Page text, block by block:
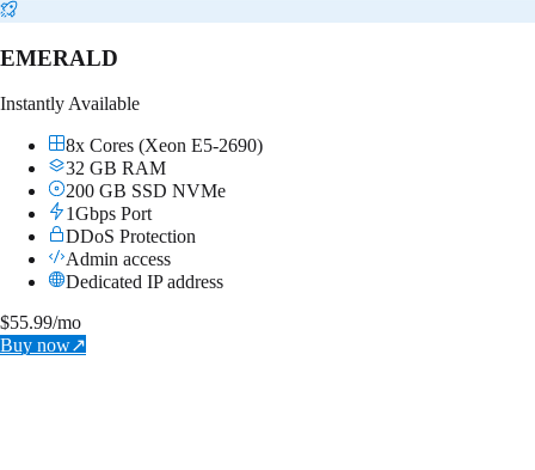
EMERALD
Instantly Available
8x Cores (Xeon E5-2690)
32 GB RAM
200 GB SSD NVMe
1Gbps Port
DDoS Protection
Admin access
Dedicated IP address
$55.99/mo
Buy now↗